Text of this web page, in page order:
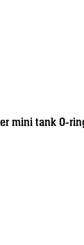
mini tank O-